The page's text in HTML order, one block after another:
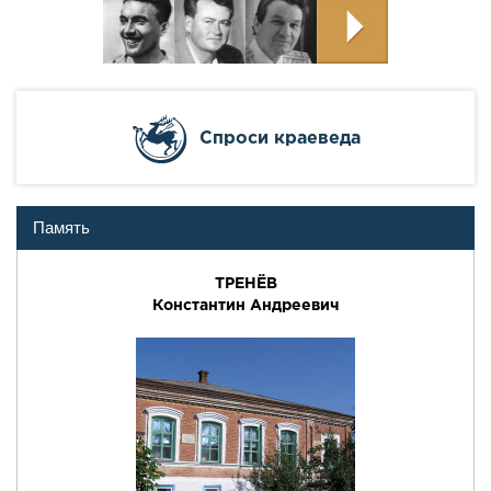
Cпроси краеведа
Память
ТРЕНЁВ
Константин Андреевич